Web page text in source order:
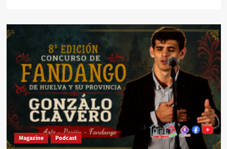
Magazine Podcast